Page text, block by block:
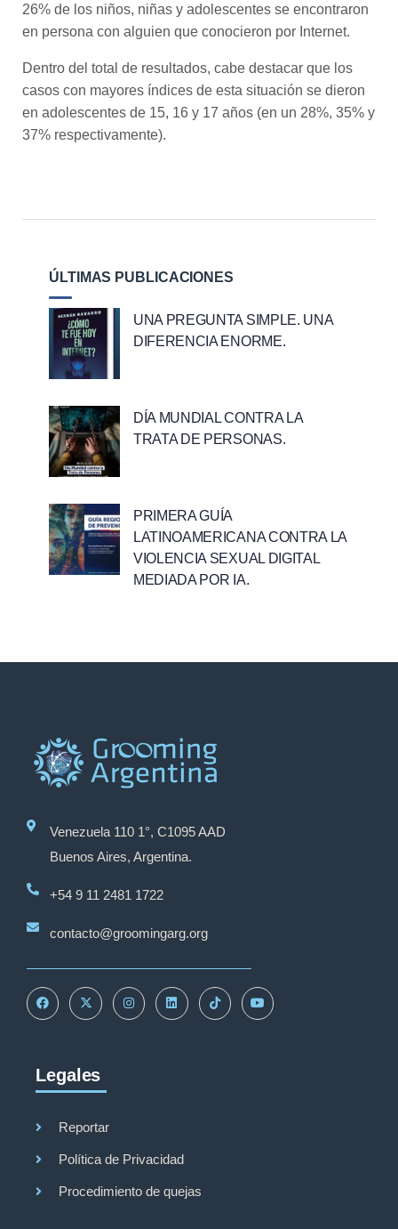
26% de los niños, niñas y adolescentes se encontraron
en persona con alguien que conocieron por Internet.
Dentro del total de resultados, cabe destacar que los
casos con mayores índices de esta situación se dieron
en adolescentes de 15, 16 y 17 años (en un 28%, 35% y
37% respectivamente).
ÚLTIMAS PUBLICACIONES
UNA PREGUNTA SIMPLE. UNA
DIFERENCIA ENORME.
DÍA MUNDIAL CONTRA LA
TRATA DE PERSONAS.
PRIMERA GUÍA
LATINOAMERICANA CONTRA LA
VIOLENCIA SEXUAL DIGITAL
MEDIADA POR IA.
Venezuela 110 1°, C1095 AAD
Buenos Aires, Argentina.
+54 9 11 2481 1722
contacto@groomingarg.org
Legales
Reportar
Política de Privacidad
Procedimiento de quejas